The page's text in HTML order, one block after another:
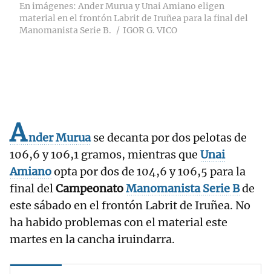
En imágenes: Ander Murua y Unai Amiano eligen
material en el frontón Labrit de Iruñea para la final del
Manomanista Serie B.
IGOR G. VICO
AnderMuruase decanta por dos pelotas de
106,6 y 106,1 gramos, mientras que Unai
Amianoopta por dos de 104,6 y 106,5 para la
final delCampeonatoManomanistaSerie Bde
este sábado en el frontón Labrit de Iruñea. No
ha habido problemas con el material este
martes en la cancha iruindarra.